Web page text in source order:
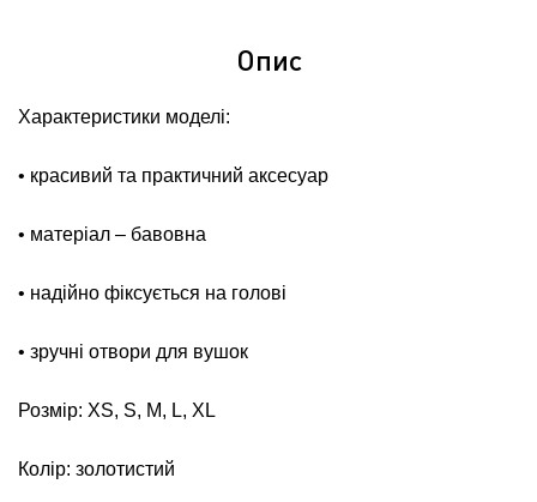
Опис
Характеристики моделі:
• красивий та практичний аксесуар
• матеріал – бавовна
• надійно фіксується на голові
• зручні отвори для вушок
Розмір: XS, S, M, L, XL
Колір: золотистий